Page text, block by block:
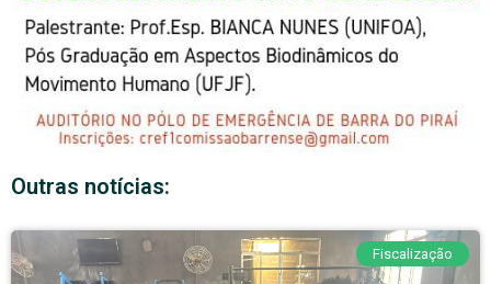
Outras notícias:
Fiscalização